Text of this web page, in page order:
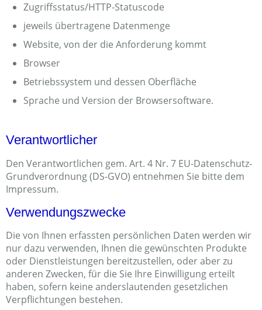
Zugriffsstatus/HTTP-Statuscode
jeweils übertragene Datenmenge
Website, von der die Anforderung kommt
Browser
Betriebssystem und dessen Oberfläche
Sprache und Version der Browsersoftware.
Verantwortlicher
Den Verantwortlichen gem. Art. 4 Nr. 7 EU-Datenschutz-
Grundverordnung (DS-GVO) entnehmen Sie bitte dem
Impressum.
Verwendungszwecke
Die von Ihnen erfassten persönlichen Daten werden wir
nur dazu verwenden, Ihnen die gewünschten Produkte
oder Dienstleistungen bereitzustellen, oder aber zu
anderen Zwecken, für die Sie Ihre Einwilligung erteilt
haben, sofern keine anderslautenden gesetzlichen
Verpflichtungen bestehen.